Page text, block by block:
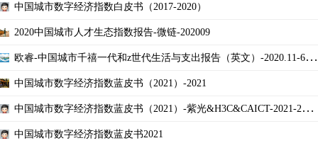
中国城市数字经济指数白皮书（2017-2020）
2020中国城市人才生态指数报告-微链-202009
欧睿-中国城市千禧一代和z世代生活与支出报告（英文）-2020.11-66
中国城市数字经济指数蓝皮书（2021）-2021
中国城市数字经济指数蓝皮书（2021）-紫光&H3C&CAICT-2021-24
中国城市数字经济指数蓝皮书2021